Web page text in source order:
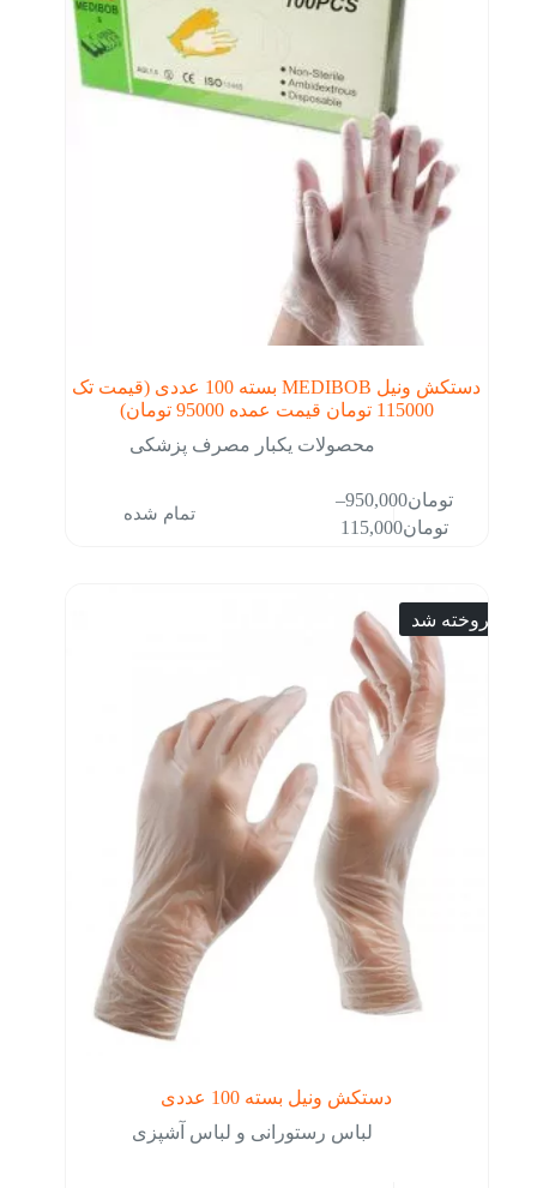
دستکش ونیل MEDIBOB بسته 100 عددی (قیمت تک
115000 تومان قیمت عمده 95000 تومان)
محصولات یکبار مصرف پزشکی
تومان950,000
–
تومان115,000
Price
تومان950,000
تمام شده
محصول
باشد.
فروخته شد
دستکش ونیل بسته 100 عددی
لباس رستورانی و لباس آشپزی